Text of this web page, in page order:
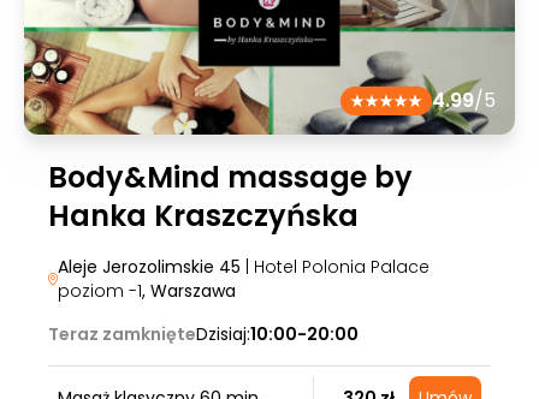
4.99/5
Body&Mind massage by
Hanka Kraszczyńska
Aleje Jerozolimskie 45 | Hotel Polonia Palace
poziom -1, Warszawa
Teraz zamknięteDzisiaj:10:00-20:00